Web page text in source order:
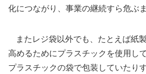
化につながり、事業の継続すら危ぶ
またレジ袋以外でも、たとえば紙
高めるためにプラスチックを使用し
プラスチックの袋で包装していたり